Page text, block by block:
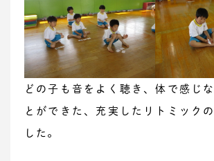
どの子も音をよく聴き、体で感じ
とができた、充実したリトミック
した。